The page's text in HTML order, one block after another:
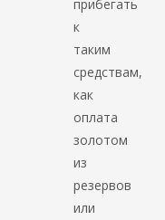
прибегать
к
таким
средствам,
как
оплата
золотом
из
резервов
или